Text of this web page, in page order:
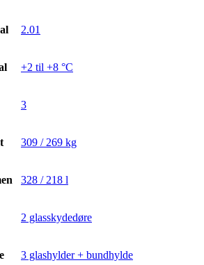
2.01
+2 til +8 °C
3
309 / 269 kg
328 / 218 l
2 glasskydedøre
3 glashylder + bundhylde